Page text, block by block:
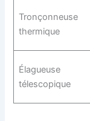
Tronçonneuse
thermique
Élagueuse
télescopique